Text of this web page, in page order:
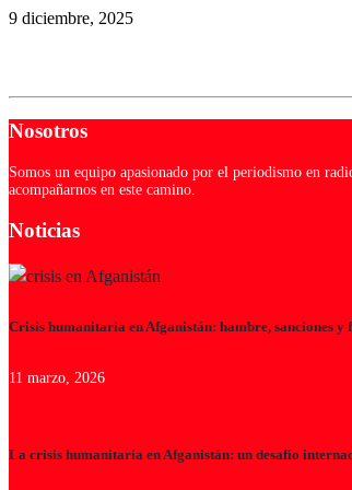
9 diciembre, 2025
Nosotros
Somos un equipo apasionado por el periodismo en
acompañarnos en este camino.
Noticias
Crisis humanitaria en Afganistán: hambre, sanciones y
11 marzo, 2026
La crisis humanitaria en Afganistán: un desafío